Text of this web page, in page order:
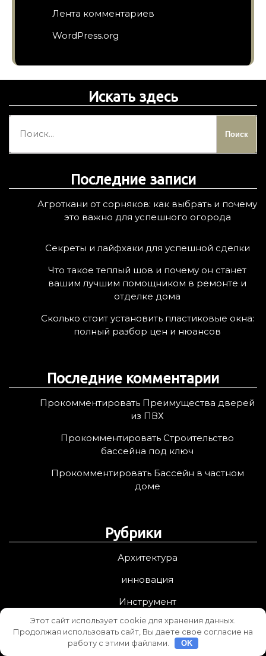
Лента комментариев
WordPress.org
Искать здесь
й
Последние записи
Агроткани от сорняков: как выбрать и почему
это важно для успешного огорода
Секреты и лайфхаки для успешной сделки
Что такое теплый шов и почему он станет
вашим лучшим помощником в ремонте и
отделке дома
Сколько стоит установить пластиковые окна:
полный разбор цен и нюансов
Последние комментарии
Прокомментировать Преимущества дверей
из ПВХ
Прокомментировать Строительство
бассейна под ключ
Прокомментировать Бассейн в частном
доме
Рубрики
Архитектура
инновация
Инструмент
Каталог
Ландшафт дизайн
Этот сайт использует cookie для хранения данных.
Продолжая использовать сайт, Вы даете свое согласие на
работу с этими файлами.
OK